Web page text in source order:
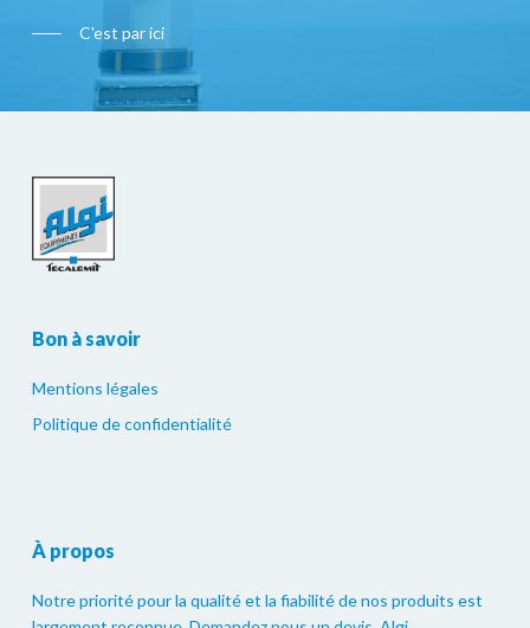
C'est par ici
Bon à savoir
Mentions légales
Politique de confidentialité
À propos
Notre priorité pour la qualité et la fiabilité de nos produits est